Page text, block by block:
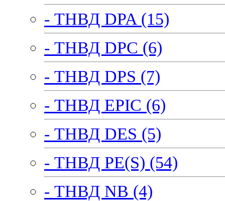
- ТНВД DPA (15)
- ТНВД DPC (6)
- ТНВД DPS (7)
- ТНВД EPIC (6)
- ТНВД DES (5)
- ТНВД PE(S) (54)
- ТНВД NB (4)